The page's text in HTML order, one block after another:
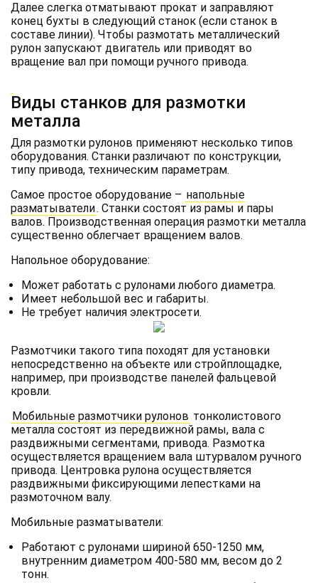
Далее слегка отматывают прокат и заправляют
конец бухты в следующий станок (если станок в
составе линии). Чтобы размотать металлический
рулон запускают двигатель или приводят во
вращение вал при помощи ручного привода.
Виды станков для размотки
металла
Для размотки рулонов применяют несколько типов
оборудования. Станки различают по конструкции,
типу привода, техническим параметрам.
Самое простое оборудование – напольные
разматыватели. Станки состоят из рамы и пары
валов. Производственная операция размотки металла
существенно облегчает вращением валов.
Напольное оборудование:
Может работать с рулонами любого диаметра.
Имеет небольшой вес и габариты.
Не требует наличия электросети.
Размотчики такого типа походят для установки
непосредственно на объекте или стройплощадке,
например, при производстве панелей фальцевой
кровли.
Мобильные размотчики рулонов тонколистового
металла состоят из передвижной рамы, вала с
раздвижными сегментами, привода. Размотка
осуществляется вращением вала штурвалом ручного
привода. Центровка рулона осуществляется
раздвижными фиксирующими лепестками на
размоточном валу.
Мобильные разматыватели:
Работают с рулонами шириной 650-1250 мм,
внутренним диаметром 400-580 мм, весом до 2
тонн.